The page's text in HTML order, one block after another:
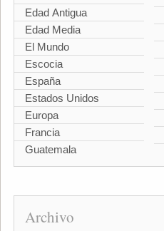
Edad Antigua
Edad Media
El Mundo
Escocia
España
Estados Unidos
Europa
Francia
Guatemala
Archivo